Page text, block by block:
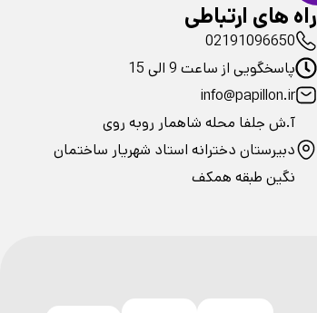
راه های ارتباطی
02191096650
پاسخگویی از ساعت 9 الی 15
info@papillon.ir
آ.ش جلفا محله شاهمار روبه روی
دبیرستان دخترانه استاد شهریار ساختمان
نگین طبقه همکف